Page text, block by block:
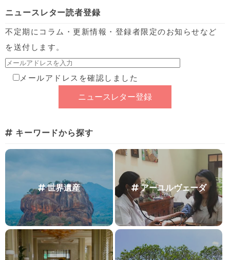
ニュースレター読者登録
不定期にコラム・更新情報・登録者限定のお知らせなど
を送付します。
メールアドレスを確認しました
キーワードから探す
世界遺産 アーユルヴェーダ